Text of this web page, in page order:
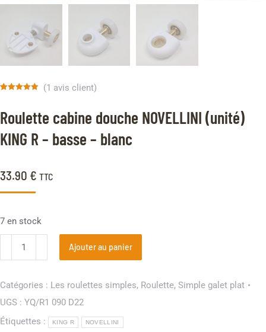
Roulette cabine douche NOVELLINI (unité)
KING R – basse – blanc
33.90 € TTC
sur notation
client
(1 avis client)
7 en stock
Ajouter au panier
Catégories : Les roulettes simples, Roulette, Simple galet plat
UGS : YQ/R1 090 D22
Étiquettes :
KING R NOVELLINI